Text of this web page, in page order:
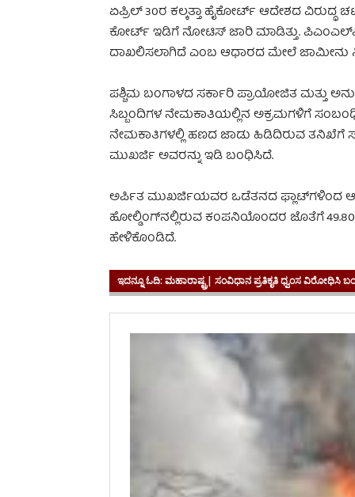
ಏಪ್ರಿಲ್ 30ರ ಕಲ್ಕತ್ತಾ ಹೈಕೋರ್ಟ್ ಆದೇಶದ
ಕೋರ್ಟ್ ಇಡಿಗೆ ನೋಟಿಸ್ ಜಾರಿ ಮಾಡಿತ್ತು.
ದಾಖಲಿಸಲಾಗಿದೆ ಎಂಬ ಆಧಾರದ ಮೇಲೆ ಜಾಮೀನು
ಪಶ್ಚಿಮ ಬಂಗಾಳದ ಸರ್ಕಾರಿ ಪ್ರಾಯೋಜಿತ ಮತ್ತು
ಸಿಬ್ಬಂದಿಗಳ ನೇಮಕಾತಿಯಲ್ಲಿನ ಅಕ್ರಮಗಳಿಗೆ
ನೇಮಕಾತಿಗಳಲ್ಲಿ ಹಣದ ಜಾಡು ಹಿಡಿದಿರುವ
ಮುಖರ್ಜಿ ಅವರನ್ನು ಇಡಿ ಬಂಧಿಸಿದೆ.
ಅರ್ಪಿತ ಮುಖರ್ಜಿಯವರ ಒಡೆತನದ ಫ್ಲಾಟ್‌ಗಳಿಂದ
ಹೋಲ್ಡಿಂಗ್‌ನಲ್ಲಿರುವ ಕಂಪನಿಯೊಂದರ ಜೊತೆಗೆ
ಹೇಳಿಕೊಂಡಿದೆ.
ಇದನ್ನೂ ಓದಿ: ಮಹಾರಾಷ್ಟ್ರ| ಸಂವಿಧಾನ ಪ್ರತಿಕೃತಿ ಧ್ವಂಸ ವಿರೋಧಿಸಿ